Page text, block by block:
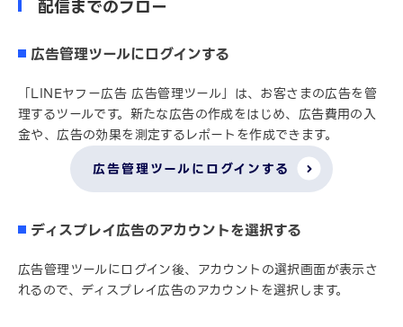
配信までのフロー
広告管理ツールにログインする
「LINEヤフー広告 広告管理ツール」は、お客さまの広告を管
理するツールです。新たな広告の作成をはじめ、広告費用の入
金や、広告の効果を測定するレポートを作成できます。
広告管理ツールにログインする
ディスプレイ広告のアカウントを選択する
広告管理ツールにログイン後、アカウントの選択画面が表示さ
れるので、ディスプレイ広告のアカウントを選択します。